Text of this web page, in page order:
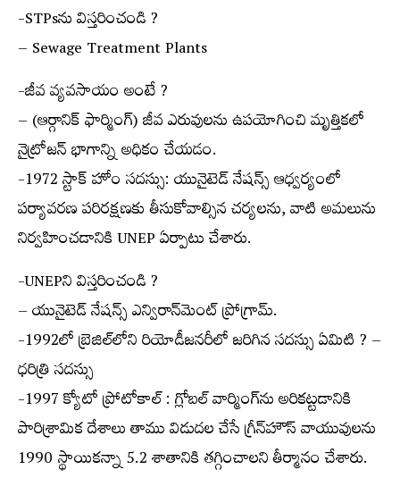
-STPsను విస్తరించండి ?
– Sewage Treatment Plants
-జీవ వ్యవసాయం అంటే ?
– (ఆర్గానిక్ ఫార్మింగ్) జీవ ఎరువులను ఉపయోగించి మృత్తికలో
నైట్రోజన్ భాగాన్ని అధికం చేయడం.
-1972 స్టాక్ హోం సదస్సు: యునైటెడ్ నేషన్స్ ఆధ్వర్యంలో
పర్యావరణ పరిరక్షణకు తీసుకోవాల్సిన చర్యలను, వాటి అమలును
నిర్వహించడానికి UNEP ఏర్పాటు చేశారు.
-UNEPని విస్తరించండి ?
– యునైటెడ్ నేషన్స్ ఎన్విరాన్‌మెంట్ ప్రోగ్రామ్.
-1992లో బ్రెజిల్‌లోని రియోడీజనరీలో జరిగిన సదస్సు ఏమిటి ? –
ధరిత్రి సదస్సు
-1997 క్యోటో ప్రోటోకాల్ : గ్లోబల్ వార్మింగ్‌ను అరికట్టడానికి
పారిశ్రామిక దేశాలు తాము విడుదల చేసే గ్రీన్‌హౌస్ వాయువులను
1990 స్థాయికన్నా 5.2 శాతానికి తగ్గించాలని తీర్మానం చేశారు.